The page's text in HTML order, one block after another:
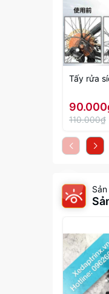
Tấy rửa
110.000₫